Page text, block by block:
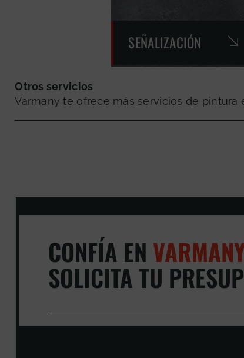
SEÑALIZACIÓN
Otros servicios
Varmany te ofrece más servicios de pintura
CONFÍA EN VARMANY
SOLICITA TU